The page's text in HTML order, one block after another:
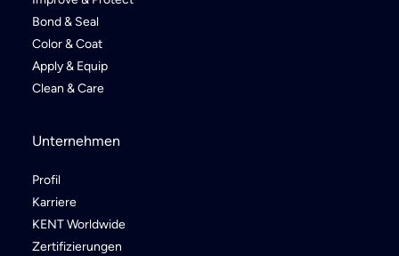
Bond & Seal
Color & Coat
Apply & Equip
Clean & Care
Unternehmen
Profil
Karriere
KENT Worldwide
Zertifizierungen